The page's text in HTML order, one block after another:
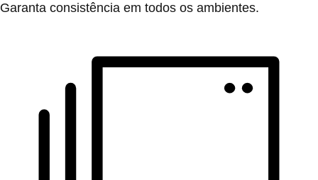
Garanta consistência em todos os ambientes.